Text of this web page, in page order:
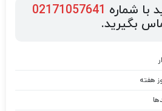
با شماره 02171057641
بگیرید.